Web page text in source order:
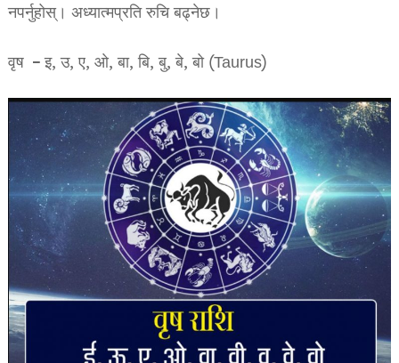
नपर्नुहोस्। अध्यात्मप्रति रुचि बढ्नेछ।
वृष – इ, उ, ए, ओ, बा, बि, बु, बे, बो (Taurus)